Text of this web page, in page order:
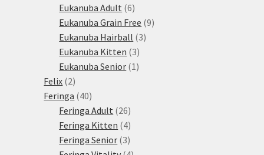
produktů
Eukanuba Adult 66
produktů
Eukanuba Grain Free 99
Eukanuba Hairball 33
Eukanuba Kitten 33
produkty
Eukanuba Senior 1 1
Felix 22
produkty
Feringa 4040
produktů
Feringa Adult 2626
produktů
Feringa Kitten 44
produkty
Feringa Senior 33